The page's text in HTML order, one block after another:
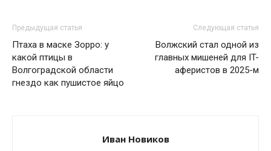
Предыдущая статья
Птаха в маске Зорро: у
какой птицы в
Волгоградской области
гнездо как пушистое яйцо
Следующая статья
Волжский стал одной из
главных мишеней для IT-
аферистов в 2025-м
Иван Новиков